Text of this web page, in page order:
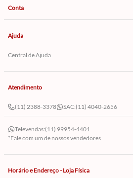
Conta
Ajuda
Central de Ajuda
Atendimento
(11) 2388-3378 SAC:(11) 4040-2656
Televendas:(11) 99954-4401
*Fale com um de nossos vendedores
Horário e Endereço - Loja Física